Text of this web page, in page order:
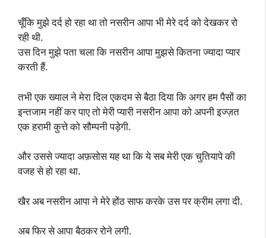
चूँकि मुझे दर्द हो रहा था तो नसरीन आपा भी मेरे दर्द को देखकर रो
रही थी.
उस दिन मुझे पता चला कि नसरीन आपा मुझसे कितना ज्यादा प्यार
करती हैं.
तभी एक ख्याल ने मेरा दिल एकदम से बैठा दिया कि अगर हम पैसों का
इन्तजाम नहीं कर पाए तो मेरी प्यारी नसरीन आपा को अपनी इज्ज़त
एक हरामी कुत्ते को सौम्पनी पड़ेगी.
और उससे ज्यादा अफ़सोस यह था कि ये सब मेरी एक चुतियापे की
वजह से हो रहा था.
खैर अब नसरीन आपा ने मेरे होंठ साफ करके उस पर क्रीम लगा दी.
अब फिर से आपा बैठकर रोने लगी.